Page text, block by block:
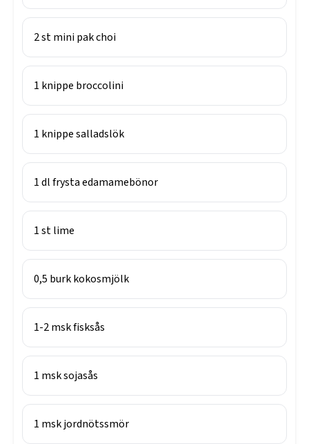
2stmini pak choi
1 knippe broccolini
1 knippesalladslök
1dlfrysta edamamebönor
1stlime
0,5 burkkokosmjölk
1-2mskfisksås
1 msksojasås
1 mskjordnötssmör